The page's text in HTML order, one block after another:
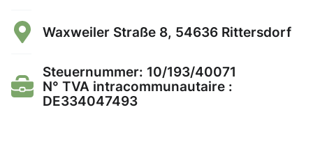
Waxweiler Straße 8, 54636 Rittersdorf
Steuernummer: 10/193/40071
N° TVA intracommunautaire :
DE334047493